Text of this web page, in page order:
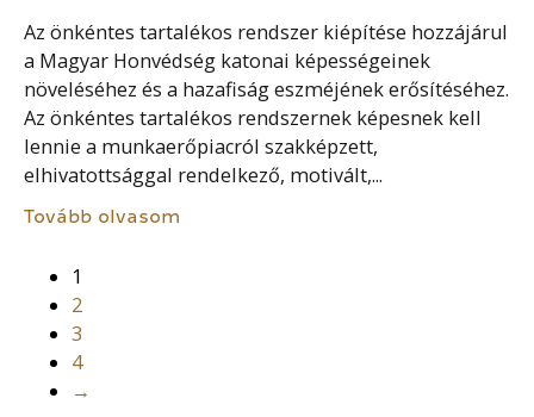
Az önkéntes tartalékos rendszer kiépítése hozzájárul
a Magyar Honvédség katonai képességeinek
növeléséhez és a hazafiság eszméjének erősítéséhez.
Az önkéntes tartalékos rendszernek képesnek kell
lennie a munkaerőpiacról szakképzett,
elhivatottsággal rendelkező, motivált,...
Tovább olvasom
1
2
3
4
→